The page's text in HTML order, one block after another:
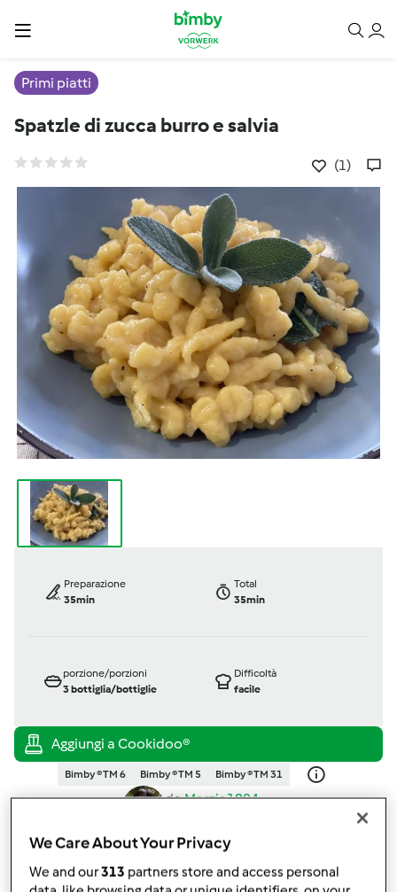
Primi piatti
Spatzle di zucca burro e salvia
(1)
Preparazione
35min
Total
35min
porzione/porzioni
3bottiglia/bottiglie
Difficoltà
facile
Bimby ® TM 6 Bimby ® TM 5 Bimby ® TM 31
daMarzia1804
Aggiungi alle mie raccolte
condividi la ricetta
We Care About Your Privacy
We and our313 partners store and access personal